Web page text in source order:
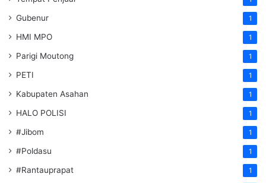
Gubenur 1
HMI MPO 1
Parigi Moutong 1
PETI 1
Kabupaten Asahan 1
HALO POLISI 1
#Jibom 1
#Poldasu 1
#Rantauprapat 1